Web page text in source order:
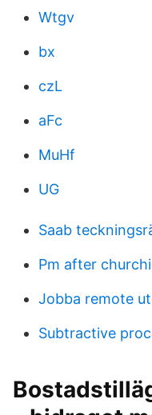
Wtgv
bx
czL
aFc
MuHf
UG
Saab
Pm after
Jobba remote
Subtractive